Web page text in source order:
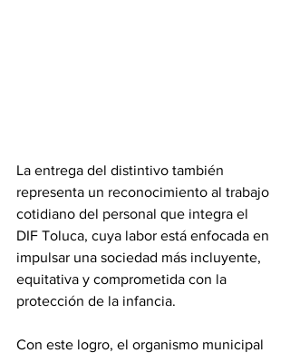
La entrega del distintivo también
representa un reconocimiento al trabajo
cotidiano del personal que integra el
DIF Toluca, cuya labor está enfocada en
impulsar una sociedad más incluyente,
equitativa y comprometida con la
protección de la infancia.
Con este logro, el organismo municipal